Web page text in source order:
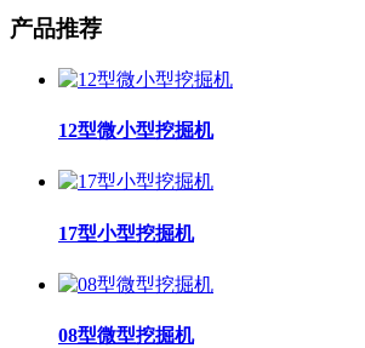
产品推荐
12型微小型挖掘机
17型小型挖掘机
08型微型挖掘机